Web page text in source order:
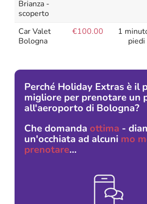
Brianza -
scoperto
Car Valet
Bologna
€100.00
1
piedi
Perché Holiday Extras è il
migliore per prenotare un
all'aeroporto di Bologna?
Che domanda ottima -
un'occhiata ad alcuni mo
prenotare...